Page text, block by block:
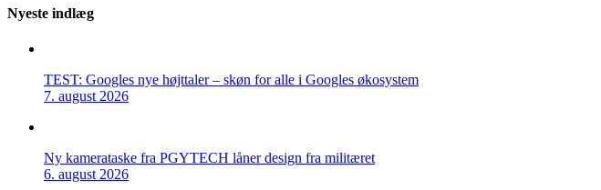
Nyeste indlæg
TEST: Googles nye højttaler – skøn for alle i Googles økosystem
7. august 2026
Ny kamerataske fra PGYTECH låner design fra militæret
6. august 2026